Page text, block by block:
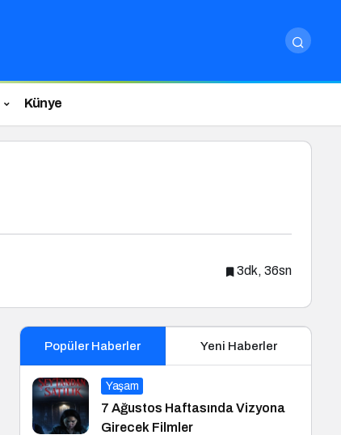
Künye
3dk, 36sn
Popüler Haberler Yeni Haberler
Yaşam
7 Ağustos Haftasında Vizyona
Girecek Filmler